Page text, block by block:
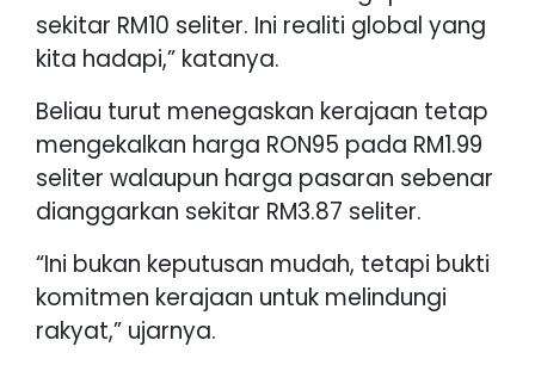
sekitar RM10 seliter. Ini realiti global yang
kita hadapi,” katanya.
Beliau turut menegaskan kerajaan tetap
mengekalkan harga RON95 pada RM1.99
seliter walaupun harga pasaran sebenar
dianggarkan sekitar RM3.87 seliter.
“Ini bukan keputusan mudah, tetapi bukti
komitmen kerajaan untuk melindungi
rakyat,” ujarnya.